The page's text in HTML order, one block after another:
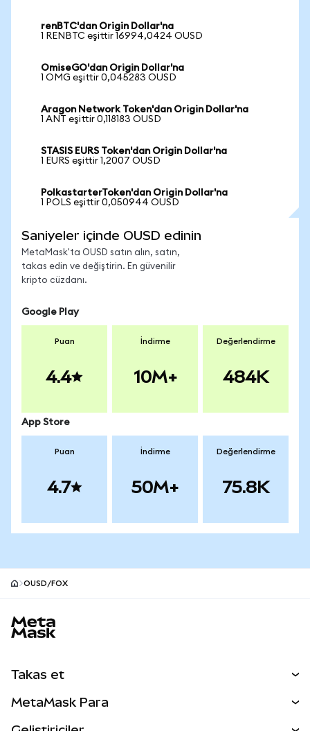
renBTC'dan Origin Dollar'na
1 RENBTC eşittir 16994,0424 OUSD
OmiseGO'dan Origin Dollar'na
1 OMG eşittir 0,045283 OUSD
Aragon Network Token'dan Origin Dollar'na
1 ANT eşittir 0,118183 OUSD
STASIS EURS Token'dan Origin Dollar'na
1 EURS eşittir 1,2007 OUSD
PolkastarterToken'dan Origin Dollar'na
1 POLS eşittir 0,050944 OUSD
Saniyeler içinde OUSD edinin
MetaMask'ta OUSD satın alın, satın,
takas edin ve değiştirin. En güvenilir
kripto cüzdanı.
Google Play
Puan
4.4
İndirme
10M+
Değerlendirme
484K
App Store
Puan
4.7
İndirme
50M+
Değerlendirme
75.8K
OUSD/FOX
Takas et
MetaMask Para